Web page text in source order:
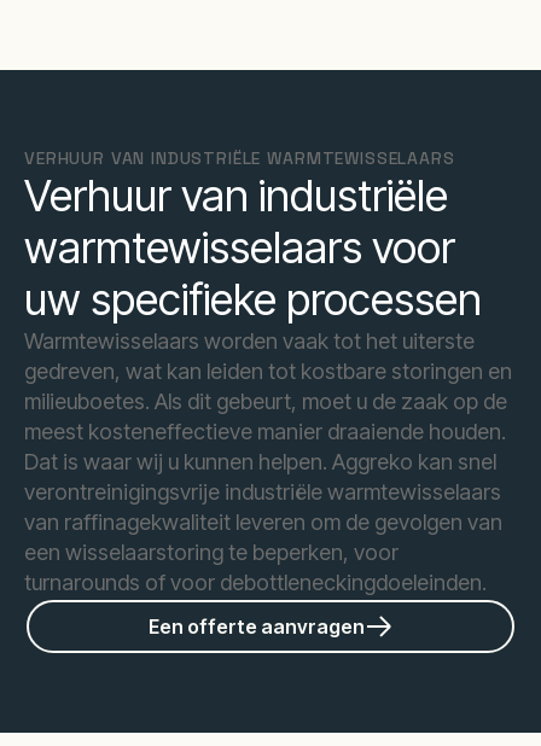
VERHUUR VAN INDUSTRIËLE WARMTEWISSELAARS
Verhuur van industriële
warmtewisselaars voor
uw specifieke processen
Warmtewisselaars worden vaak tot het uiterste
gedreven, wat kan leiden tot kostbare storingen en
milieuboetes. Als dit gebeurt, moet u de zaak op de
meest kosteneffectieve manier draaiende houden.
Dat is waar wij u kunnen helpen. Aggreko kan snel
verontreinigingsvrije industriële warmtewisselaars
van raffinagekwaliteit leveren om de gevolgen van
een wisselaarstoring te beperken, voor
turnarounds of voor debottleneckingdoeleinden.
Een offerte aanvragen